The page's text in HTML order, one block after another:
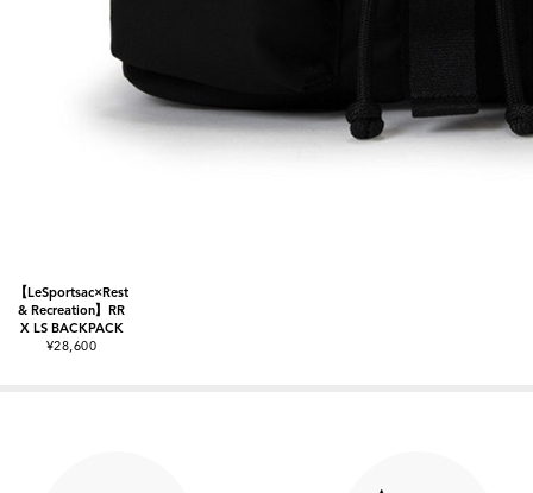
【LeSportsac×Rest
& Recreation】RR
X LS BACKPACK
¥28,600